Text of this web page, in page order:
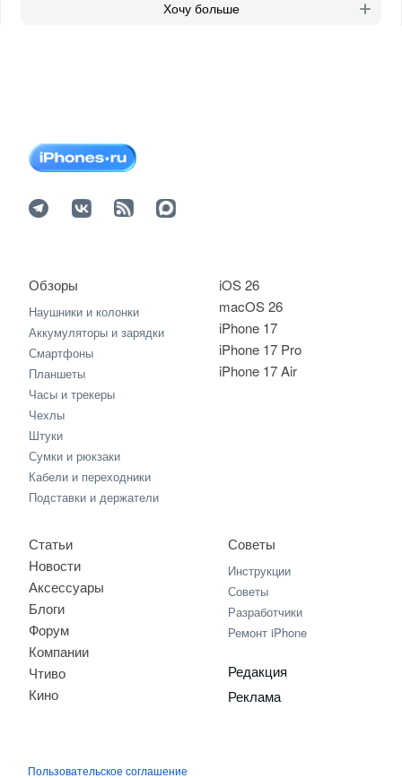
Хочу больше
iOS 26
macOS 26
iPhone 17
iPhone 17 Pro
iPhone 17 Air
Обзоры
Наушники и колонки
Аккумуляторы и зарядки
Смартфоны
Планшеты
Часы и трекеры
Чехлы
Штуки
Сумки и рюкзаки
Кабели и переходники
Подставки и держатели
Статьи
Новости
Аксессуары
Блоги
Форум
Компании
Чтиво
Кино
Советы
Инструкции
Советы
Разработчики
Ремонт iPhone
Редакция
Реклама
Пользовательское соглашение